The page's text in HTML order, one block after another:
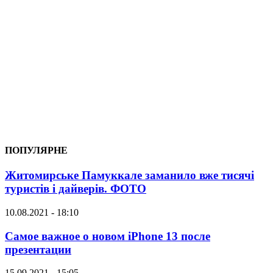
ПОПУЛЯРНЕ
Житомирське Памуккале заманило вже тисячі
туристів і дайверів. ФОТО
10.08.2021 - 18:10
Самое важное о новом iPhone 13 после
презентации